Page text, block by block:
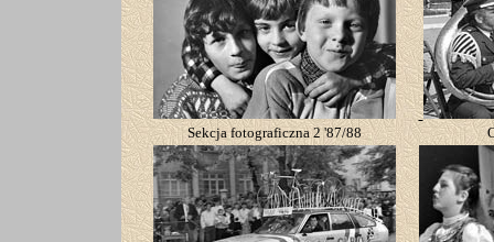
Sekcja fotograficzna 2 '87/88